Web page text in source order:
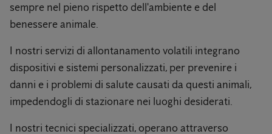
sempre nel pieno rispetto dell'ambiente e del
benessere animale.
I nostri servizi di allontanamento volatili integrano
dispositivi e sistemi personalizzati, per prevenire i
danni e i problemi di salute causati da questi animali,
impedendogli di stazionare nei luoghi desiderati.
I nostri tecnici specializzati, operano attraverso